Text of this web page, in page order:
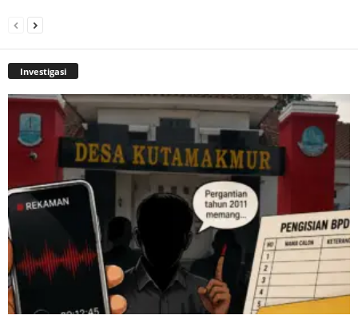
Investigasi